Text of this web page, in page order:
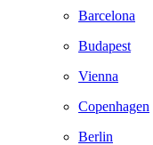
Barcelona
Budapest
Vienna
Copenhagen
Berlin